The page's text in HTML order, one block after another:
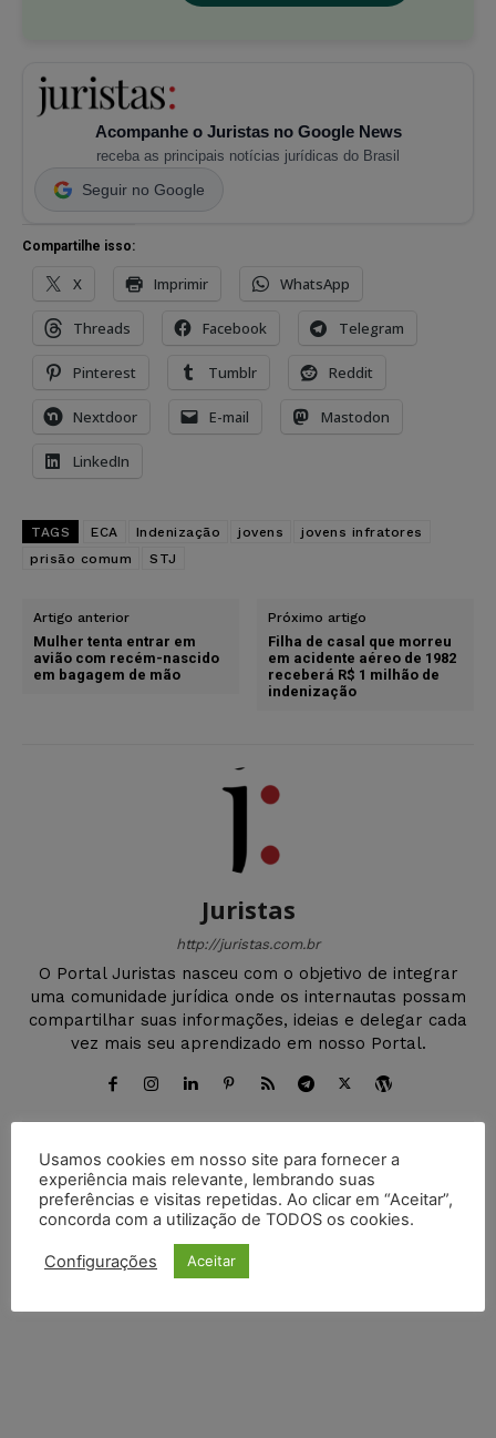
Acompanhe o Juristas no Google News
receba as principais notícias jurídicas do Brasil
Seguir no Google
Compartilhe isso:
X Imprimir WhatsApp
Threads Facebook Telegram
Pinterest Tumblr Reddit
Nextdoor E-mail Mastodon
LinkedIn
TAGS ECA Indenização jovens
jovens infratores
prisão comum
STJ
Artigo anterior
Mulher tenta entrar em
avião com recém-nascido
em bagagem de mão
Próximo artigo
Filha de casal que morreu
em acidente aéreo de 1982
receberá R$ 1 milhão de
indenização
Juristas
http://juristas.com.br
O Portal Juristas nasceu com o objetivo de integrar
uma comunidade jurídica onde os internautas possam
compartilhar suas informações, ideias e delegar cada
vez mais seu aprendizado em nosso Portal.
DEIXE UM COMENTÁRIO
Default Comments (0) Facebook Comments Disqus Comments
Usamos cookies em nosso site para fornecer a
experiência mais relevante, lembrando suas
preferências e visitas repetidas. Ao clicar em “Aceitar”,
concorda com a utilização de TODOS os cookies.
Configurações Aceitar